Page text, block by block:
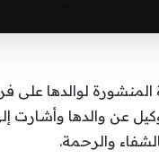
لوالدها
عن والدها وأشارت
والرحمة.